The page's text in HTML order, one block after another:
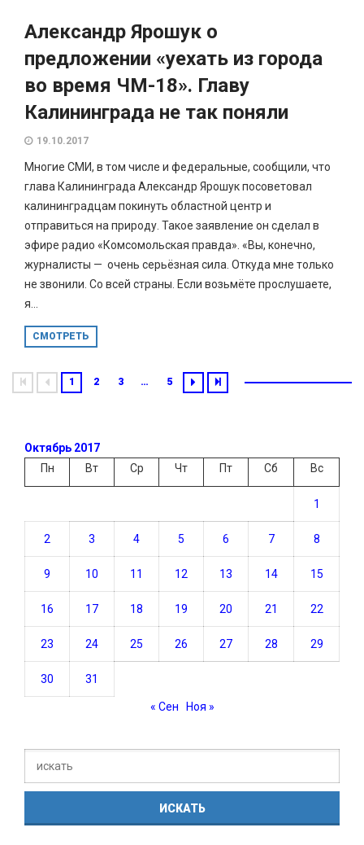
Александр Ярошук о
предложении «уехать из города
во время ЧМ-18». Главу
Калининграда не так поняли
19.10.2017
Многие СМИ, в том числе и федеральные, сообщили, что
глава Калининграда Александр Ярошук посоветовал
калининградцам покинуть областной центр и
отправиться на природу. Такое заявление он сделал в
эфире радио «Комсомольская правда». «Вы, конечно,
журналисты — очень серьёзная сила. Откуда мне только
не звонили. Со всей страны. Если возьмёте прослушаете,
я...
СМОТРЕТЬ
1 2 3 … 5
Октябрь 2017
Пн
Вт Ср Чт Пт Сб Вс
1
2 3 4 5 6 7 8
9 10 11 12 13 14 15
16 17 18 19 20 21 22
23 24 25 26 27 28 29
30 31
« Сен Ноя »